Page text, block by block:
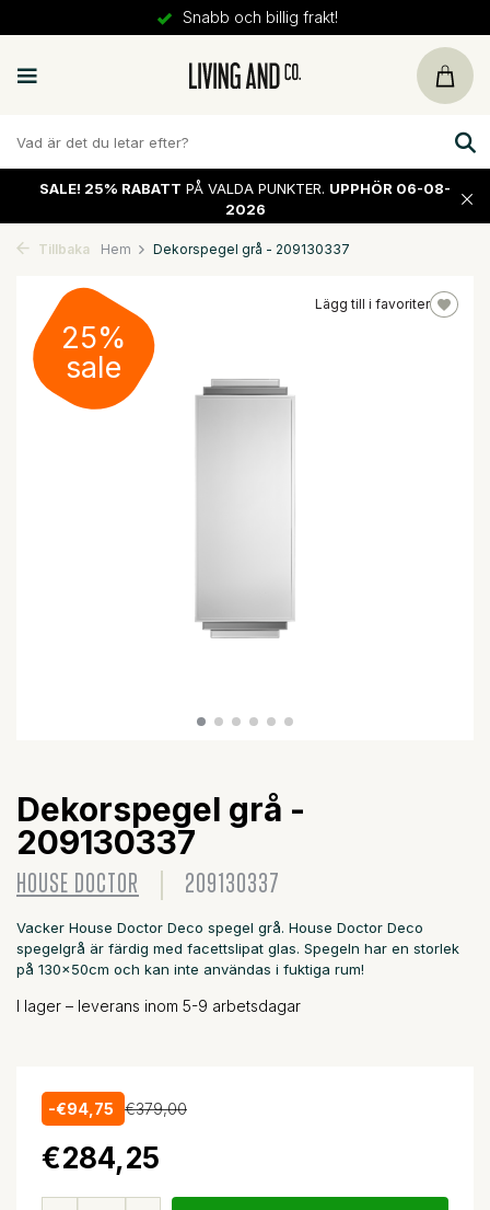
Snabb och billig frakt!
SALE! 25% RABATT PÅ VALDA PUNKTER. UPPHÖR 06-08-
2026
Tillbaka Hem Dekorspegel grå - 209130337
Lägg till i favoriter
25%
sale
Dekorspegel grå -
209130337
HOUSE DOCTOR 209130337
Vacker House Doctor Deco spegel grå. House Doctor Deco
spegelgrå är färdig med facettslipat glas. Spegeln har en storlek
på 130x50cm och kan inte användas i fuktiga rum!
I lager – leverans inom 5-9 arbetsdagar
-€94,75 €379,00
€284,25